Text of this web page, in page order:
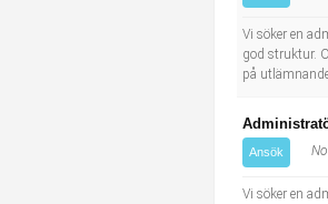
Hotell, restaurang, storhushåll
Bussförare/Busschaufför
Behandlingsassistent/
Vi söker en
god struktur.
på
Ansök
Vi söker en